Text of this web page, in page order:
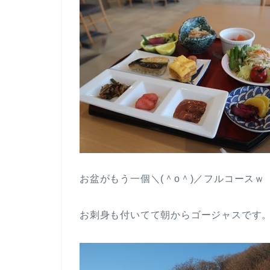
お盆がもう一個＼(＾o＾)／フルコースｗ
お刺身も付いてて朝からゴージャスです